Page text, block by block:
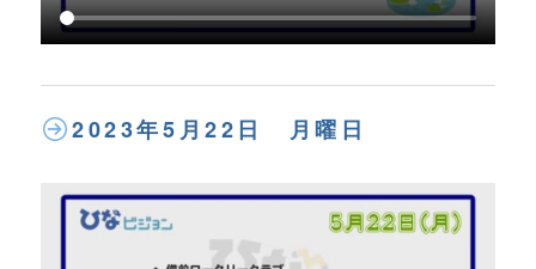
2023年5月22日 月曜日